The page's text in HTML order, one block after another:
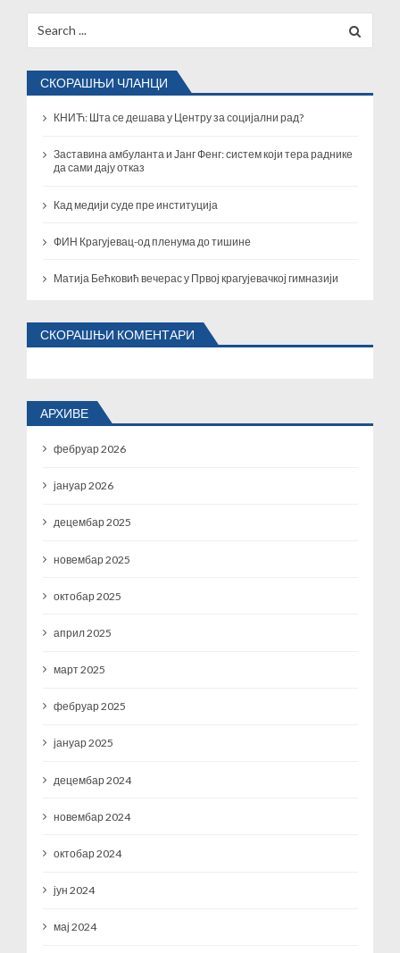
а
њ
е
ч
for:
СКОРАШЊИ ЧЛАНЦИ
КНИЋ: Шта се дешава у Центру за социјални рад?
Заставина амбуланта и Јанг Фенг: систем који тера раднике
да сами дају отказ
Кад медији суде пре институција
ФИН Крагујевац-од пленума до тишине
Матија Бећковић вечерас у Првој крагујевачкој гимназији
СКОРАШЊИ КОМЕНТАРИ
АРХИВЕ
фебруар 2026
јануар 2026
децембар 2025
новембар 2025
октобар 2025
април 2025
март 2025
фебруар 2025
јануар 2025
децембар 2024
новембар 2024
октобар 2024
јун 2024
мај 2024